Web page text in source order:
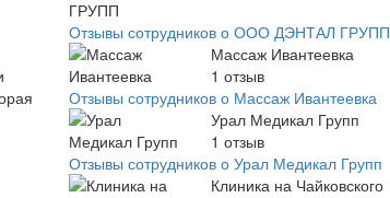
Отзывы сотрудников о ООО ДЭНТАЛ ГРУПП
Массаж Ивантеевка
1 отзыв
Отзывы сотрудников о Массаж Ивантеевка
Урал Медикал Групп
1 отзыв
Отзывы сотрудников о Урал Медикал Групп
Клиника на Чайковского